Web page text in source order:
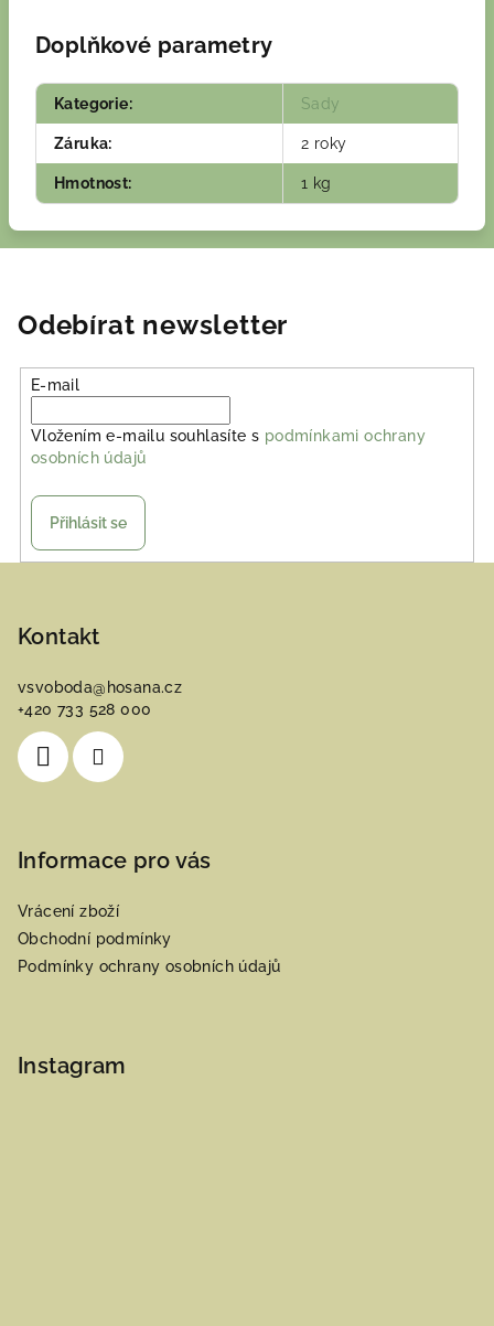
Doplňkové parametry
Kategorie: Sady
Záruka: 2 roky
Hmotnost: 1 kg
Odebírat newsletter
E-mail
Vložením e-mailu souhlasíte s podmínkami ochrany
osobních údajů
Přihlásit se
Kontakt
vsvoboda@ hosana.cz
+420 733 528 000
Informace pro vás
Vrácení zboží
Obchodní podmínky
Podmínky ochrany osobních údajů
Instagram